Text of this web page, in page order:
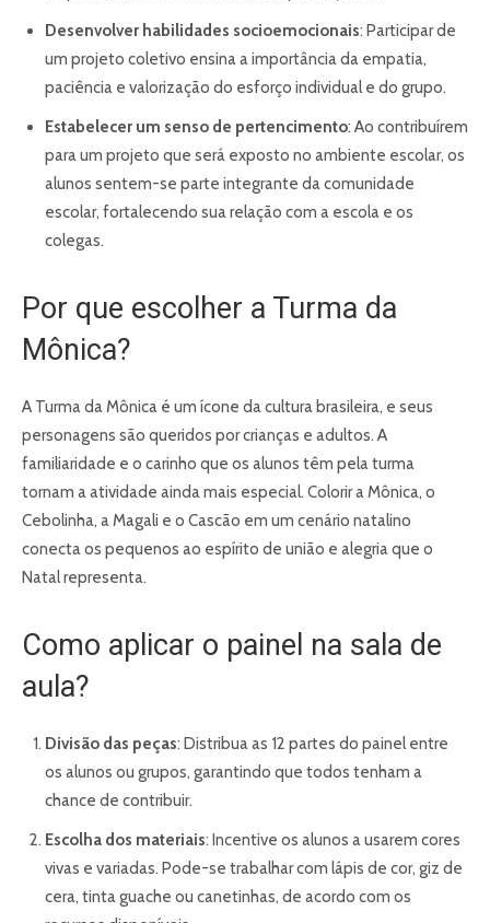
Desenvolver habilidades socioemocionais: Participar de
um projeto coletivo ensina a importância da empatia,
paciência e valorização do esforço individual e do grupo.
Estabelecer um senso de pertencimento: Ao contribuírem
para um projeto que será exposto no ambiente escolar, os
alunos sentem-se parte integrante da comunidade
escolar, fortalecendo sua relação com a escola e os
colegas.
Por que escolher a Turma da
Mônica?
A Turma da Mônica é um ícone da cultura brasileira, e seus
personagens são queridos por crianças e adultos. A
familiaridade e o carinho que os alunos têm pela turma
tornam a atividade ainda mais especial. Colorir a Mônica, o
Cebolinha, a Magali e o Cascão em um cenário natalino
conecta os pequenos ao espírito de união e alegria que o
Natal representa.
Como aplicar o painel na sala de
aula?
Divisão das peças: Distribua as 12 partes do painel entre
os alunos ou grupos, garantindo que todos tenham a
chance de contribuir.
Escolha dos materiais: Incentive os alunos a usarem cores
vivas e variadas. Pode-se trabalhar com lápis de cor, giz de
cera, tinta guache ou canetinhas, de acordo com os